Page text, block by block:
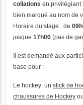
collations en privilégiant
bien marqué au nom de
Horaire du stage : de
jusque 17h00 (pas de
Il est demandé aux
base pour :
Le hockey: un stick de
chaussures de Hockey